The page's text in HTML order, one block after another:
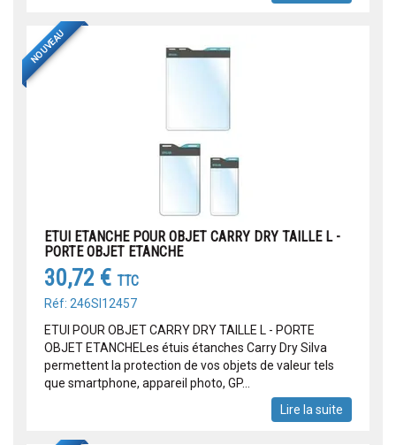
NOUVEAU
ETUI ETANCHE POUR OBJET CARRY DRY TAILLE L -
PORTE OBJET ETANCHE
30,72 € TTC
Réf: 246SI12457
ETUI POUR OBJET CARRY DRY TAILLE L - PORTE
OBJET ETANCHELes étuis étanches Carry Dry Silva
permettent la protection de vos objets de valeur tels
que smartphone, appareil photo, GP...
Lire la suite